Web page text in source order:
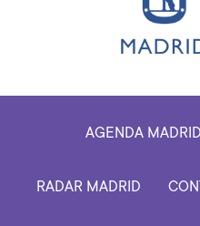
AGENDA MADRID
RADAR MADRID